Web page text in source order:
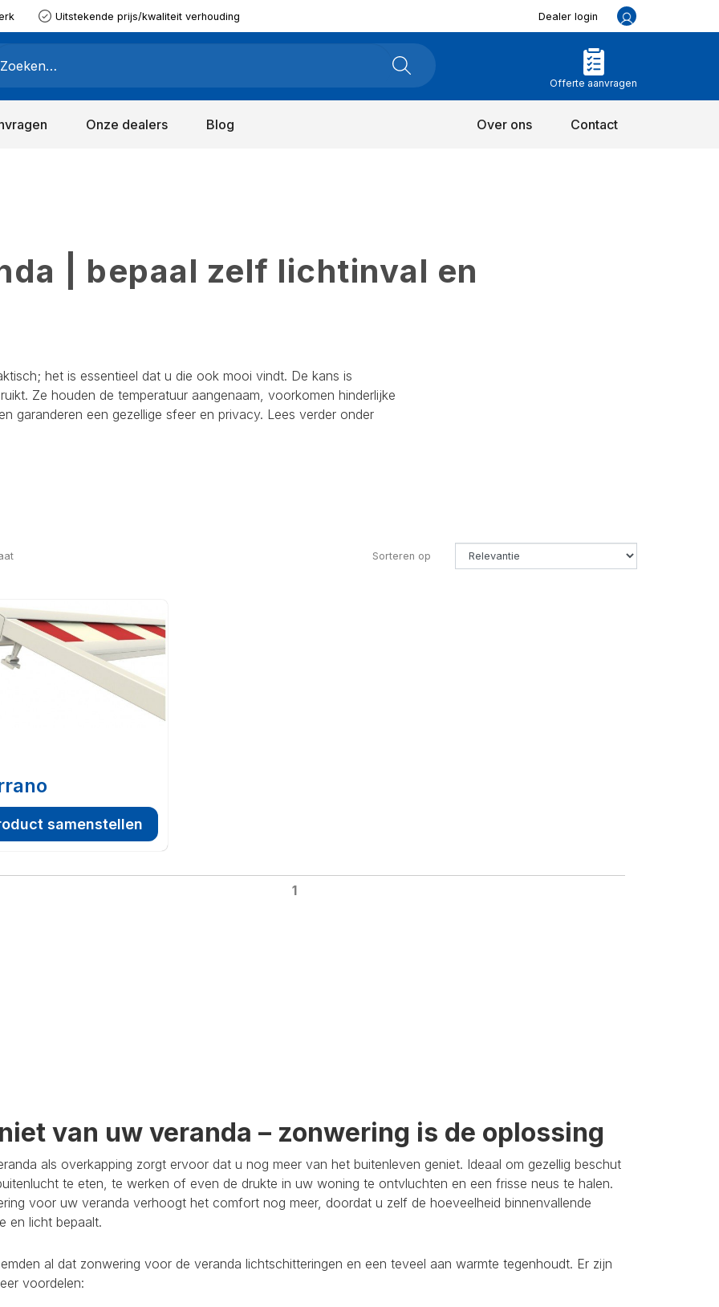
Uitstekende prijs/kwaliteit verhouding Dealer login
Offerte aanvragen
Onze dealers Blog Over ons Contact
| bepaal zelf lichtinval en
het is essentieel dat u die ook mooi vindt. De kans is
Ze houden de temperatuur aangenaam, voorkomen hinderlijke
garanderen een gezellige sfeer en privacy. Lees verder onder
Sorteren op
samenstellen
1
van uw veranda – zonwering is de oplossing
als overkapping zorgt ervoor dat u nog meer van het buitenleven geniet. Ideaal om gezellig beschut
te eten, te werken of even de drukte in uw woning te ontvluchten en een frisse neus te halen.
voor uw veranda verhoogt het comfort nog meer, doordat u zelf de hoeveelheid binnenvallende
en licht bepaalt.
al dat zonwering voor de veranda lichtschitteringen en een teveel aan warmte tegenhoudt. Er zijn
voordelen: